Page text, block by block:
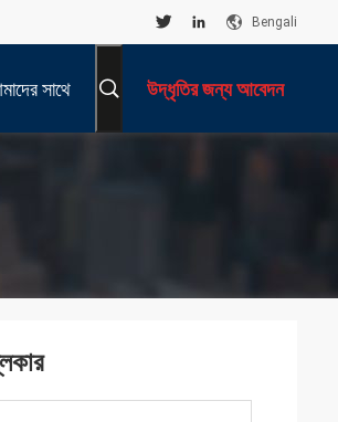
Bengali
সাথে উদ্ধৃতির জন্য আবেদন